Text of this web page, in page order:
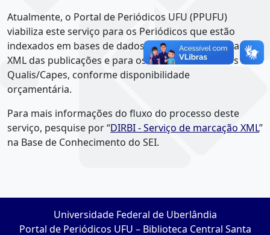
Atualmente, o Portal de Periódicos UFU (PPUFU)
viabiliza este serviço para os Periódicos que estão
indexados em bases de dados que exigem a marcação
XML das publicações e para os mais bem avaliados no
Qualis/Capes, conforme disponibilidade
orçamentária.
Para mais informações do fluxo do processo deste
serviço, pesquise por “DIRBI - Serviço de marcação XML”
na Base de Conhecimento do SEI.
Universidade Federal de Uberlândia
Portal de Periódicos UFU – Biblioteca Central Santa